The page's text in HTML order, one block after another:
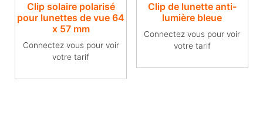
Clip solaire polarisé
pour lunettes de vue​ 64
x 57 mm
Connectez vous pour voir
votre tarif
Clip de lunette anti-
lumière bleue
Connectez vous pour voir
votre tarif